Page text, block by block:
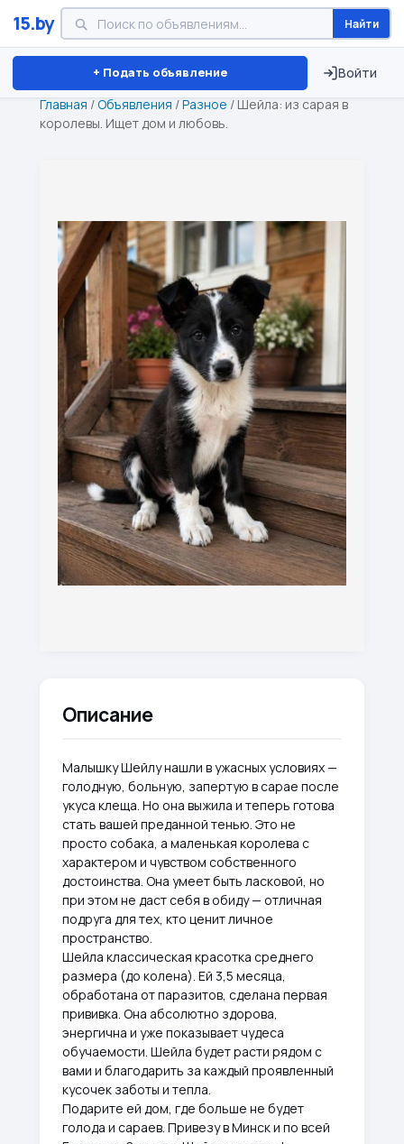
15.by Найти
+ Подать объявление Войти
Минск Витебск Брест ⏱ ТОЛЬКО 15 ДНЕЙ
Главная /Объявления /Разное / Шейла: из сарая в
королевы. Ищет дом и любовь.
Описание
Малышку Шейлу нашли в ужасных условиях —
голодную, больную, запертую в сарае после
укуса клеща. Но она выжила и теперь готова
стать вашей преданной тенью. Это не
просто собака, а маленькая королева с
характером и чувством собственного
достоинства. Она умеет быть ласковой, но
при этом не даст себя в обиду — отличная
подруга для тех, кто ценит личное
пространство.
Шейла классическая красотка среднего
размера (до колена). Ей 3,5 месяца,
обработана от паразитов, сделана первая
прививка. Она абсолютно здорова,
энергична и уже показывает чудеса
обучаемости. Шейла будет расти рядом с
вами и благодарить за каждый проявленный
кусочек заботы и тепла.
Подарите ей дом, где больше не будет
голода и сараев. Привезу в Минск и по всей